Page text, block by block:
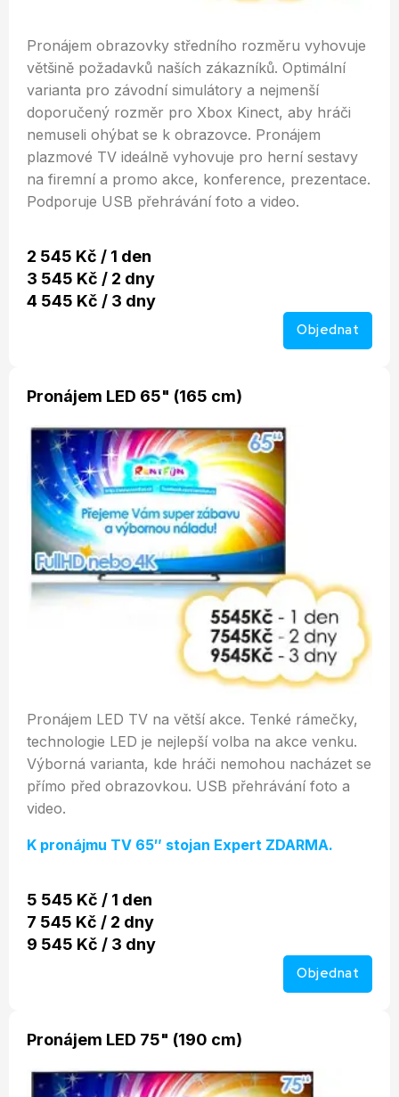
Pronájem obrazovky středního rozměru vyhovuje
většině požadavků naších zákazníků. Optimální
varianta pro závodní simulátory a nejmenší
doporučený rozměr pro Xbox Kinect, aby hráči
nemuseli ohýbat se k obrazovce. Pronájem
plazmové TV ideálně vyhovuje pro herní sestavy
na firemní a promo akce, konference, prezentace.
Podporuje USB přehrávání foto a video.
2 545 Kč / 1 den
3 545 Kč / 2 dny
4 545 Kč / 3 dny
Objednat
Pronájem LED 65" (165 cm)
Pronájem LED TV na větší akce. Tenké rámečky,
technologie LED je nejlepší volba na akce venku.
Výborná varianta, kde hráči nemohou nacházet se
přímo před obrazovkou. USB přehrávání foto a
video.
K pronájmu TV 65″ stojan Expert ZDARMA.
5 545 Kč / 1 den
7 545 Kč / 2 dny
9 545 Kč / 3 dny
Objednat
Pronájem LED 75" (190 cm)